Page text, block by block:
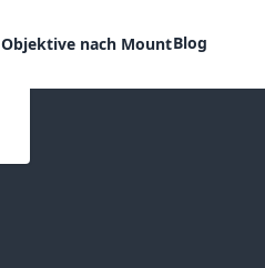
Objektive nach MountBlog